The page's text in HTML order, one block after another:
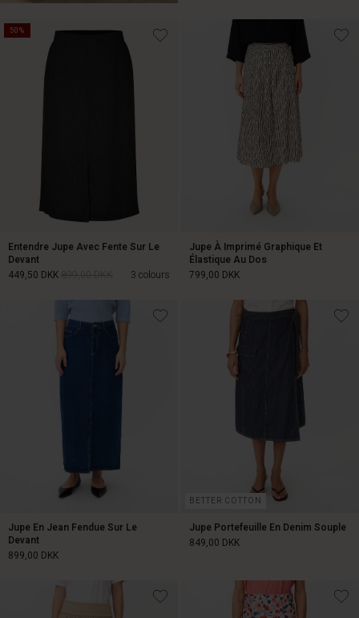
899,00 DKK
50%
Entendre Jupe Avec Fente Sur Le
Devant
3 colours
449,50 DKK
899,00 DKK
Jupe À Imprimé Graphique Et
Élastique Au Dos
799,00 DKK
799,00 DKK
Jupe En Jean Fendue Sur Le
Devant
899,00 DKK
BETTER COTTON
Jupe Portefeuille En Denim Souple
849,00 DKK
849,00 DKK